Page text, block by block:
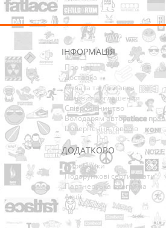
ІНФОРМАЦІЯ
Про нас
Доставка
Оплата та Доставка
Условия соглашения
Співробітництво
Володарям авторських прав
Повернення товарів
ДОДАТКОВО
Виробники
Подарункові сертифікати
Партнерська програма
Акції